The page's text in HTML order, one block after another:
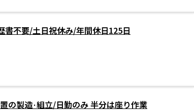
不要/土日祝休み/年間休日125日
の製造·組立/日勤のみ 半分は座り作業